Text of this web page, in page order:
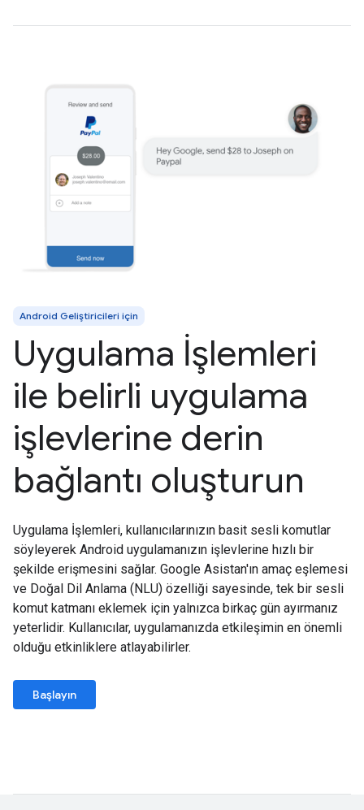
Android Geliştiricileri için
Uygulama İşlemleri
ile belirli uygulama
işlevlerine derin
bağlantı oluşturun
Uygulama İşlemleri, kullanıcılarınızın basit sesli komutlar
söyleyerek Android uygulamanızın işlevlerine hızlı bir
şekilde erişmesini sağlar. Google Asistan'ın amaç eşlemesi
ve Doğal Dil Anlama (NLU) özelliği sayesinde, tek bir sesli
komut katmanı eklemek için yalnızca birkaç gün ayırmanız
yeterlidir. Kullanıcılar, uygulamanızda etkileşimin en önemli
olduğu etkinliklere atlayabilirler.
Başlayın